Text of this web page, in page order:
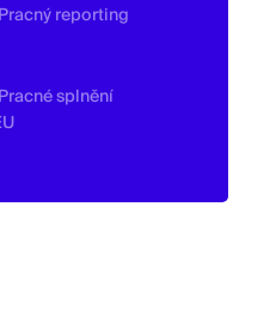
reporting
splnění